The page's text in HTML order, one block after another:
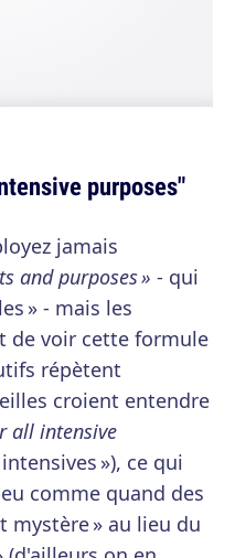
purposes"
jamais
and purposes » - qui
» - mais les
de voir cette formule
répètent
croient entendre
all intensive
»), ce qui
comme quand des
mystère » au lieu du